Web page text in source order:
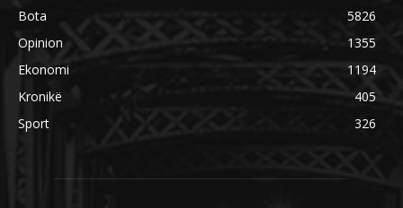
Bota
5826
Opinion
1355
Ekonomi
1194
Kronikë
405
Sport
326